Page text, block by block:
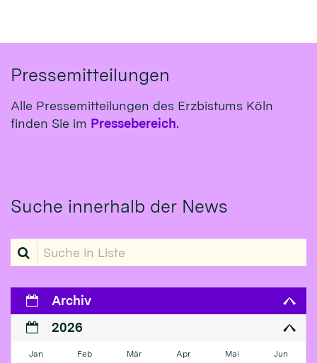
Pressemitteilungen
Alle Pressemitteilungen des Erzbistums Köln
finden Sie im Pressebereich.
Suche innerhalb der News
Suche in Liste
Archiv
2026
Jan Feb Mär Apr Mai Jun